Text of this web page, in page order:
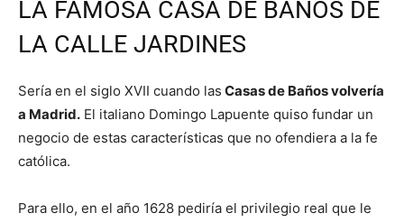
LA FAMOSA CASA DE BAÑOS DE
LA CALLE JARDINES
Sería en el siglo XVII cuando las Casas de Baños volvería
a Madrid. El italiano Domingo Lapuente quiso fundar un
negocio de estas características que no ofendiera a la fe
católica.
Para ello, en el año 1628 pediría el privilegio real que le